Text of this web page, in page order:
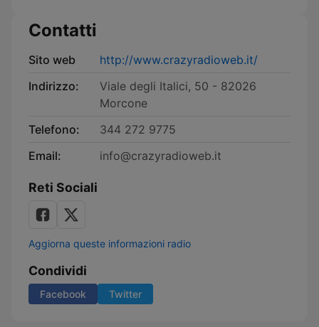
Contatti
Sito web
http://www.crazyradioweb.it/
Indirizzo:
Viale degli Italici, 50 - 82026
Morcone
Telefono:
344 272 9775
Email:
info@crazyradioweb.it
Reti Sociali
Aggiorna queste informazioni radio
Condividi
Facebook Twitter